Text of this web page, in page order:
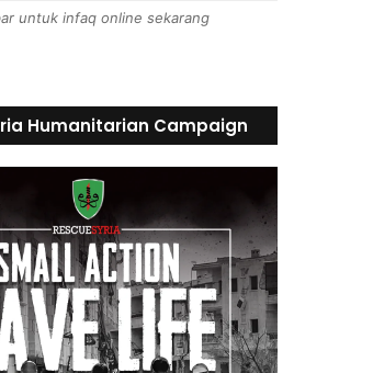
untuk infaq online sekarang
Humanitarian Campaign